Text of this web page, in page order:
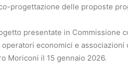
progettazione delle proposte
presentate in Commissione
economici e
Moriconi il 15 gennaio 2026.